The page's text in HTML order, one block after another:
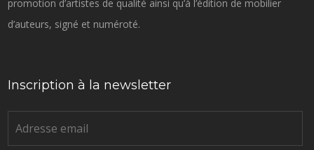
promotion d’artistes de qualité ainsi qu’à l’édition de mobilier
d’auteurs, signé et numéroté.
Inscription à la newsletter